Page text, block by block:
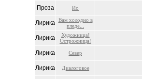
Проза Ио
Лирика Вам холодно в
пледе...
Лирика
Художница!
Острожница!
Лирика Север
Лирика Диалоговое